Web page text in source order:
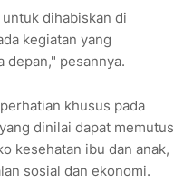
dihabiskan di
kegiatan yang
depan," pesannya.
khusus pada
dinilai dapat memutus
kesehatan ibu dan anak,
sosial dan ekonomi.